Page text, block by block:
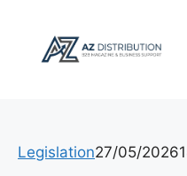
contenu
Legislation27/05/2026